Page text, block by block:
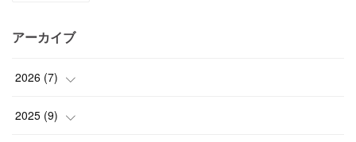
アーカイブ
2026 (7)
(1
2025 (9)